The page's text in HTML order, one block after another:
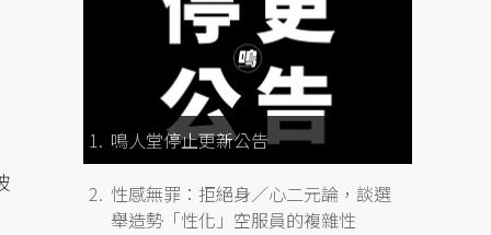
鳴人堂停止更新公告
性感無罪：拒絕身／心二元論，談選
舉造勢「性化」空服員的複雜性